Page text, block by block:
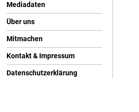
Mediadaten
Über uns
Mitmachen
Kontakt & Impressum
Datenschutzerklärung